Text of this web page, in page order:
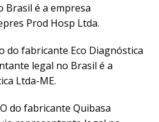
Brasil é a empresa
Prod Hosp Ltda.
do fabricante Eco Diagnóstica
legal no Brasil é a
Ltda-ME.
do fabricante Quibasa